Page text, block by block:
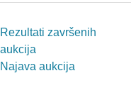
Rezultati završenih
aukcija
Najava aukcija